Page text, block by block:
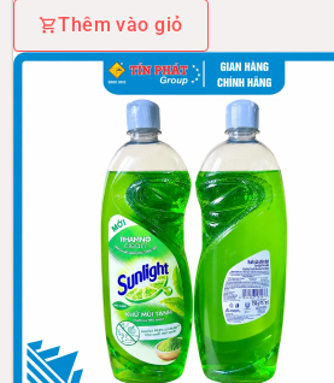
Thêm vào giỏ